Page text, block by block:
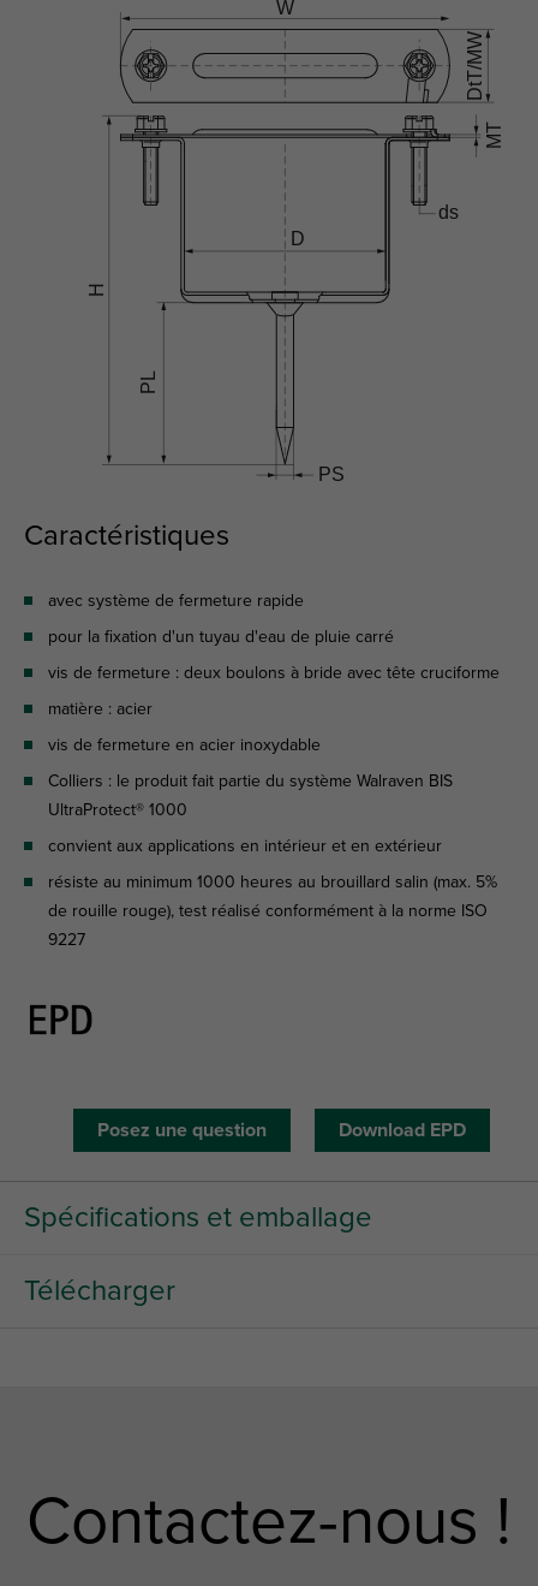
Caractéristiques
avec système de fermeture rapide
pour la fixation d'un tuyau d'eau de pluie carré
vis de fermeture : deux boulons à bride avec tête cruciforme
matière : acier
vis de fermeture en acier inoxydable
Colliers : le produit fait partie du système Walraven BIS
UltraProtect® 1000
convient aux applications en intérieur et en extérieur
résiste au minimum 1000 heures au brouillard salin (max. 5%
de rouille rouge), test réalisé conformément à la norme ISO
9227
Posez une question Download EPD
Spécifications et emballage
Télécharger
Contactez-nous !